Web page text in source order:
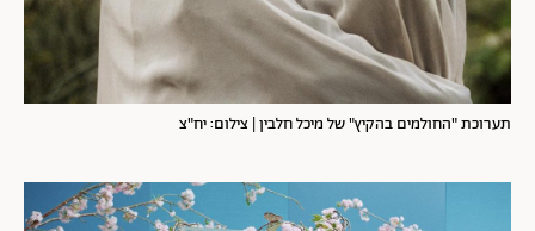
תערוכת "החולמים בהקיץ" של מיכל חלבין | צילום: יח"צ